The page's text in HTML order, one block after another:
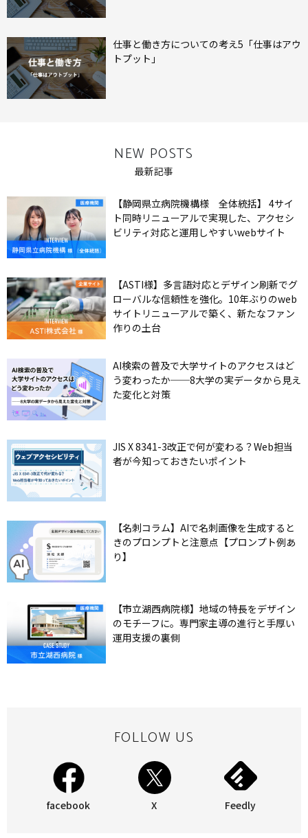
仕事と働き方についての考え5「仕事はアウ
トプット」
NEW POSTS
最新記事
【静岡県立病院機構様 全体統括】 4サイ
ト同時リニューアルで実現した、アクセシ
ビリティ対応と運用しやすいwebサイト
【ASTI様】多言語対応とデザイン刷新でグ
ローバルな信頼性を強化。10年ぶりのweb
サイトリニューアルで築く、新たなファン
作りの土台
AI検索の普及で大学サイトのアクセスはど
う変わったか──8大学の実データから見え
た変化と対策
JIS X 8341-3改正で何が変わる？Web担当
者が今知っておきたいポイント
【名刺コラム】AIで名刺画像を生成すると
きのプロンプトと注意点【プロンプト例あ
り】
【市立湖西病院様】地域の特長をデザイン
のモチーフに。専門家主導の進行と手厚い
運用支援の裏側
FOLLOW US
facebook X Feedly